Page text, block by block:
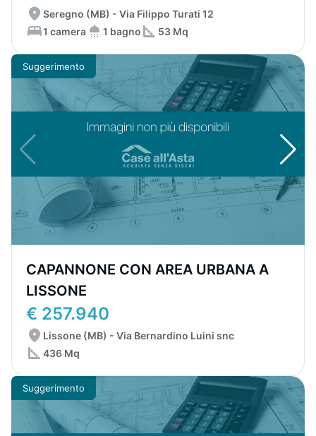
Seregno (MB) - Via Filippo Turati 12
1 camera
1 bagno 53 Mq
Suggerimento
CAPANNONE CON AREA URBANA A
LISSONE
€ 257.940
Lissone (MB) - Via Bernardino Luini snc
436 Mq
Suggerimento